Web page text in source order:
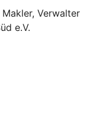
Verwalter
e.V.